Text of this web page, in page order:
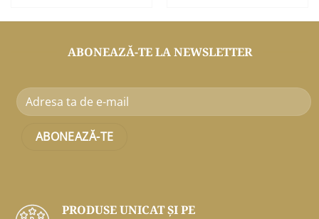
ABONEAZĂ-TE LA NEWSLETTER
PRODUSE UNICAT ŞI PE